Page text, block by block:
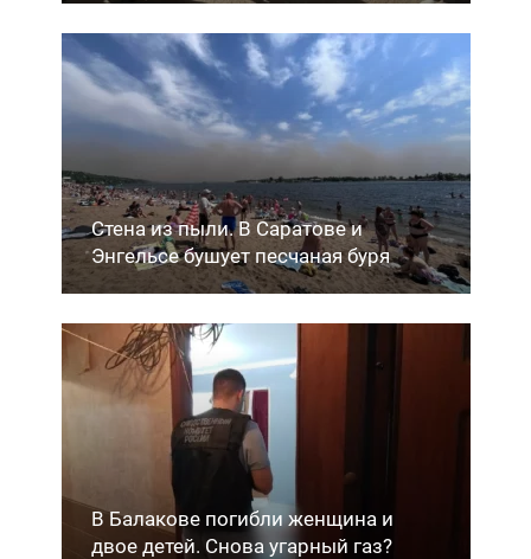
Стена из пыли. В Саратове и
Энгельсе бушует песчаная буря
В Балакове погибли женщина и
двое детей. Снова угарный газ?